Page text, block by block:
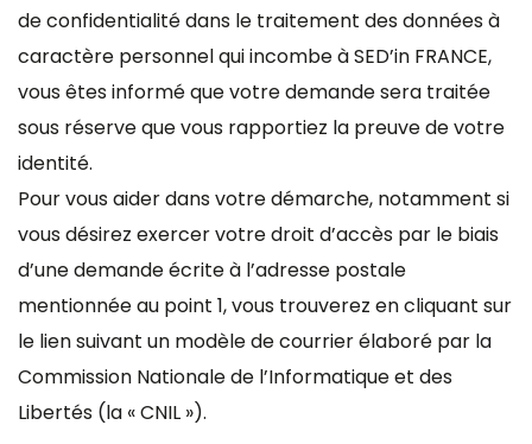
de confidentialité dans le traitement des données à
caractère personnel qui incombe à SED’in FRANCE,
vous êtes informé que votre demande sera traitée
sous réserve que vous rapportiez la preuve de votre
identité.
Pour vous aider dans votre démarche, notamment si
vous désirez exercer votre droit d’accès par le biais
d’une demande écrite à l’adresse postale
mentionnée au point 1, vous trouverez en cliquant sur
le lien suivant un modèle de courrier élaboré par la
Commission Nationale de l’Informatique et des
Libertés (la « CNIL »).